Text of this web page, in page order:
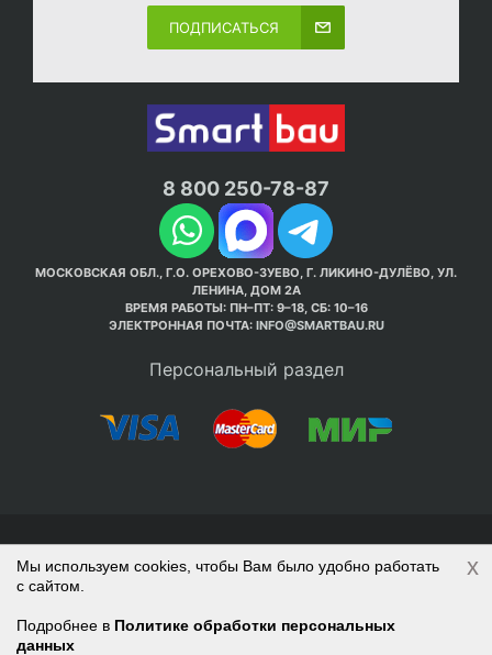
ПОДПИСАТЬСЯ
8 800 250-78-87
МОСКОВСКАЯ ОБЛ., Г.О. ОРЕХОВО-ЗУЕВО, Г. ЛИКИНО-ДУЛЁВО, УЛ.
ЛЕНИНА, ДОМ 2А
ВРЕМЯ РАБОТЫ: ПН–ПТ: 9–18, СБ: 10–16
ЭЛЕКТРОННАЯ ПОЧТА: INFO@SMARTBAU.RU
Персональный раздел
© Интернет-магазин Smart Bau ’2003-2026. Стройте
правильно с 1-го раза.
Политика обработки персональных данных
Наверх
Войти
Регистрация
Корзина
Мы используем cookies, чтобы Вам было удобно работать
с сайтом.
Подробнее в Политике обработки персональных
данных
x